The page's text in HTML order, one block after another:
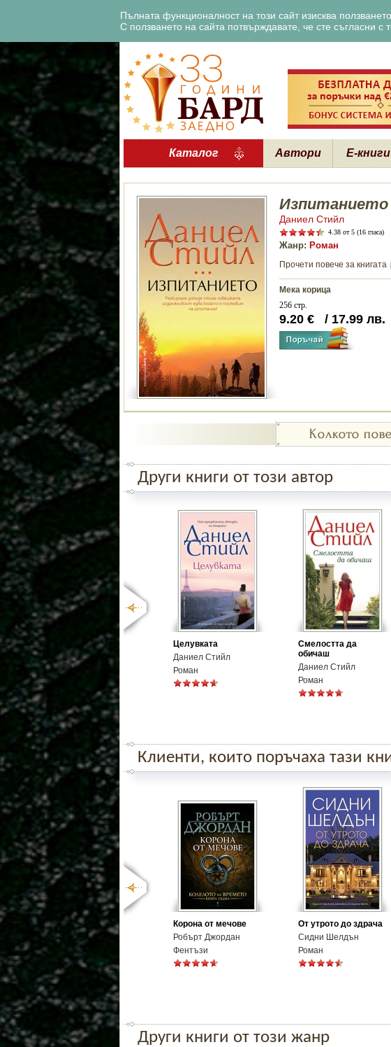
Пълната функционалност на този сайт изисква
С ползването на сайта потвърждавате, че сте съгласни с
Каталог Автори Е-книги
Изпитанието
Даниел Стийл
4.38 от 5 (16 гласа)
Жанр: Роман
Прочети повече за книгата
Мека корица
256 стр.
9.20 € / 17.99 лв.
Други книги от този автор
Целувката
Даниел Стийл
Роман
Смелостта да
обичаш
Даниел Стийл
Роман
Клиенти, които поръчаха тази
Корона от мечове
Робърт Джордан
Фентъзи
От утрото до здрача
Сидни Шелдън
Роман
Други книги от този жанр